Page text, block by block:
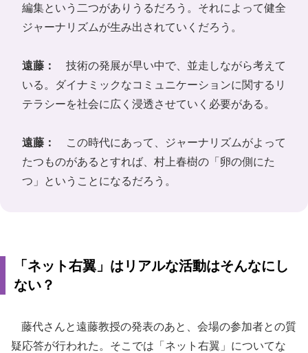
編集という二つがありうるだろう。それによって健全
ジャーナリズムが生み出されていくだろう。
遠藤：
技術の発展が早い中で、並走しながら考えて
いる。ダイナミックなコミュニケーションに関するリ
テラシーを社会に広く浸透させていく必要がある。
遠藤：
この時代にあって、ジャーナリズムがよって
たつものがあるとすれば、村上春樹の「卵の側にた
つ」ということになるだろう。
「ネット右翼」はリアルな活動はそんなにし
ない？
藤代さんと遠藤教授の発表のあと、会場の参加者との質
疑応答が行われた。そこでは「ネット右翼」についてな